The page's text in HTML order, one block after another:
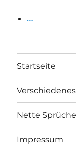
…
Startseite
Verschiedenes
Nette Sprüche
Impressum